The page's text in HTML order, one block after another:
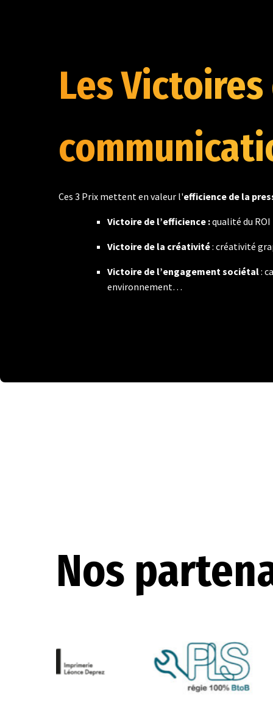
Les
Ces 3 Prix mettent en valeur l'efficience de la
Victoire de l’efficience :qualité du
Victoire de la créativité: créativité
Victoire de l’engagement sociétal:
environnement…
Nos